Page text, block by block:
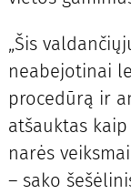
„Šis
neabejotinai
procedūrą ir
atšauktas
narės
– sako